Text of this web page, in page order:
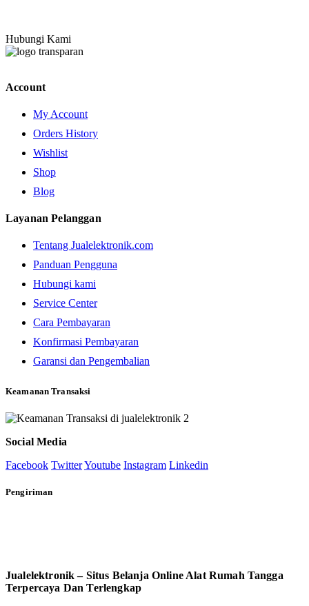
Hubungi Kami
Account
My Account
Orders History
Wishlist
Shop
Blog
Layanan Pelanggan
Tentang Jualelektronik.com
Panduan Pengguna
Hubungi kami
Service Center
Cara Pembayaran
Konfirmasi Pembayaran
Garansi dan Pengembalian
Keamanan Transaksi
Social Media
Facebook TwitterYoutube Instagram Linkedin
Pengiriman
Jualelektronik – Situs Belanja Online Alat Rumah Tangga
Terpercaya Dan Terlengkap